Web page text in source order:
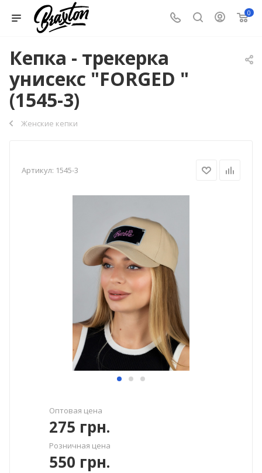
0
Кепка - трекерка
унисекс "FORGED "
(1545-3)
Женские кепки
Артикул: 1545-3
Оптовая цена
275 грн.
Розничная цена
550 грн.